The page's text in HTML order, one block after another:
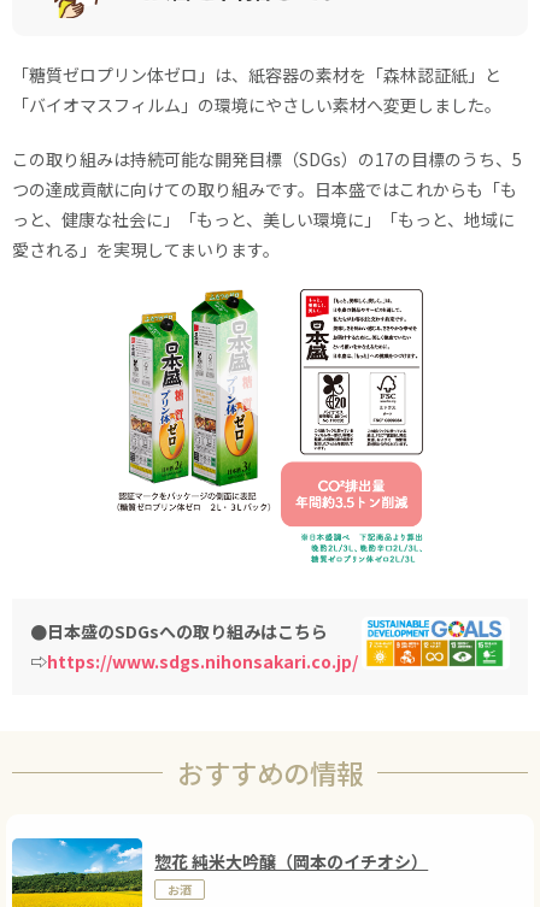
「糖質ゼロプリン体ゼロ」は、紙容器の素材を「森林認証紙」と
「バイオマスフィルム」の環境にやさしい素材へ変更しました。
この取り組みは持続可能な開発目標（SDGs）の17の目標のうち、5
つの達成貢献に向けての取り組みです。日本盛ではこれからも「も
っと、健康な社会に」「もっと、美しい環境に」「もっと、地域に
愛される」を実現してまいります。
●日本盛のSDGsへの取り組みはこちら
⇨https://www.sdgs.nihonsakari.co.jp/
おすすめの情報
惣花 純米大吟醸（岡本のイチオシ）
お酒